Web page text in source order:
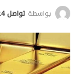
بواسطة تواصل 24